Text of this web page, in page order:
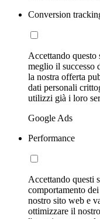
Conversion
Accettando questo
meglio il successo
la nostra offerta
dati personali
utilizzi già i loro
Google Ads
Performance
Accettando questi
comportamento
nostro sito web e
ottimizzare il